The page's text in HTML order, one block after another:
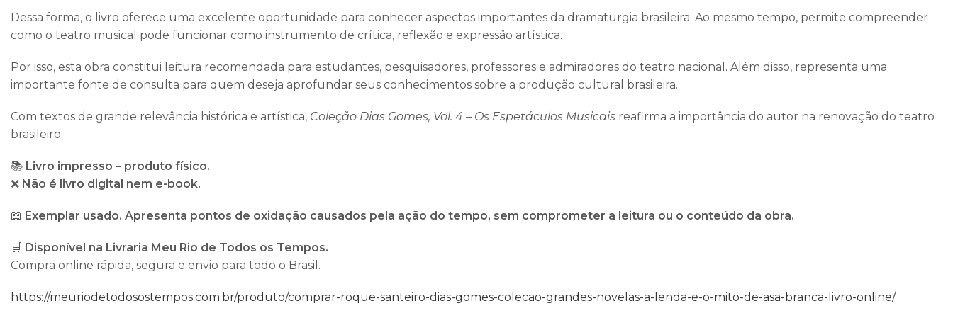
Dessa forma, o livro oferece uma excelente oportunidade para conhecer aspectos importantes da dramaturgia brasileira. Ao mesmo tempo, permite compreender
como o teatro musical pode funcionar como instrumento de crítica, reflexão e expressão artística.
Por isso, esta obra constitui leitura recomendada para estudantes, pesquisadores, professores e admiradores do teatro nacional. Além disso, representa uma
importante fonte de consulta para quem deseja aprofundar seus conhecimentos sobre a produção cultural brasileira.
Com textos de grande relevância histórica e artística, Coleção Dias Gomes, Vol. 4 – Os Espetáculos Musicais reafirma a importância do autor na renovação do teatro
brasileiro.
📚 Livro impresso – produto físico.
❌ Não é livro digital nem e-book.
📖 Exemplar usado. Apresenta pontos de oxidação causados pela ação do tempo, sem comprometer a leitura ou o conteúdo da obra.
🛒 Disponível na Livraria Meu Rio de Todos os Tempos.
Compra online rápida, segura e envio para todo o Brasil.
https://meuriodetodosostempos.com.br/produto/comprar-roque-santeiro-dias-gomes-colecao-grandes-novelas-a-lenda-e-o-mito-de-asa-branca-livro-online/